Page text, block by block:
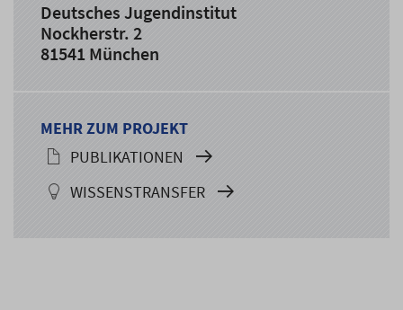
Deutsches Jugendinstitut
Nockherstr. 2
81541 München
MEHR ZUM PROJEKT
PUBLIKATIONEN
WISSENSTRANSFER